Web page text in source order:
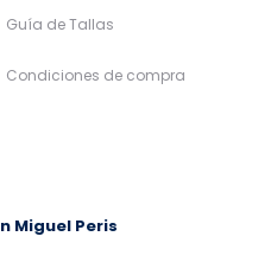
Guía de Tallas
Condiciones de compra
Miguel Peris